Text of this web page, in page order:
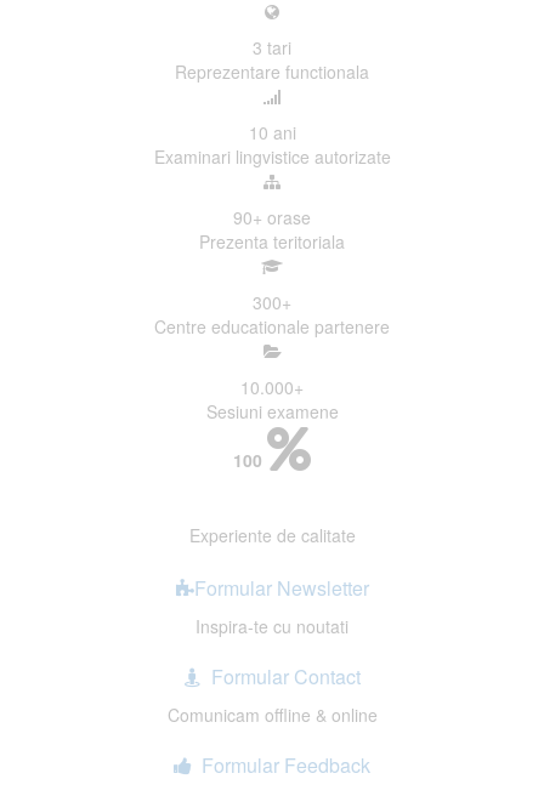
3 tari
Reprezentare functionala
10 ani
Examinari lingvistice autorizate
90+ orase
Prezenta teritoriala
300+
Centre educationale partenere
10.000+
Sesiuni examene
100
Experiente de calitate
Formular Newsletter
Inspira-te cu noutati
Formular Contact
Comunicam offline & online
Formular Feedback